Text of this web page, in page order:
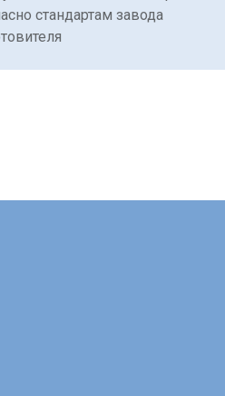
стандартам завода